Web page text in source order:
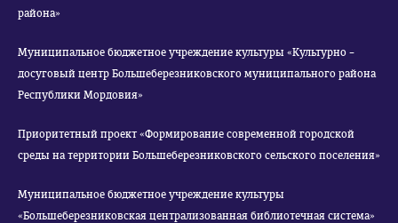
района»
Муниципальное бюджетное учреждение культуры «Культурно –
досуговый центр Большеберезниковского муниципального района
Республики Мордовия»
Приоритетный проект «Формирование современной городской
среды на территории Большеберезниковского сельского поселения»
Муниципальное бюджетное учреждение культуры
«Большеберезниковская централизованная библиотечная система»